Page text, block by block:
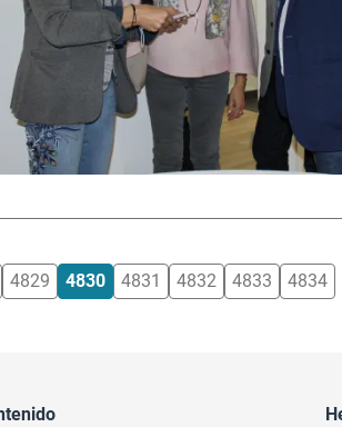
4829 4830 4831 4832 4833 4834